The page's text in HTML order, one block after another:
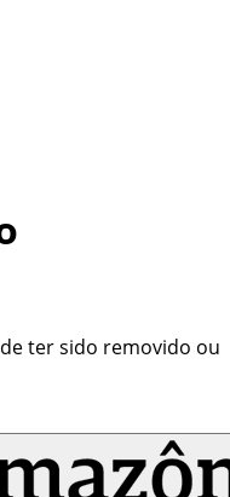
ter sido removido ou